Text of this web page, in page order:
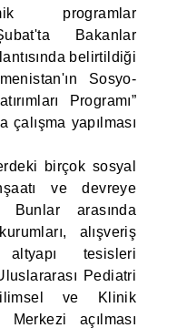
programlar
Bakanlar
belirtildiği
Sosyo-
Programı”
çalışma yapılması
birçok sosyal
ve devreye
Bunlar arasında
alışveriş
tesisleri
Pediatri
ve Klinik
açılması